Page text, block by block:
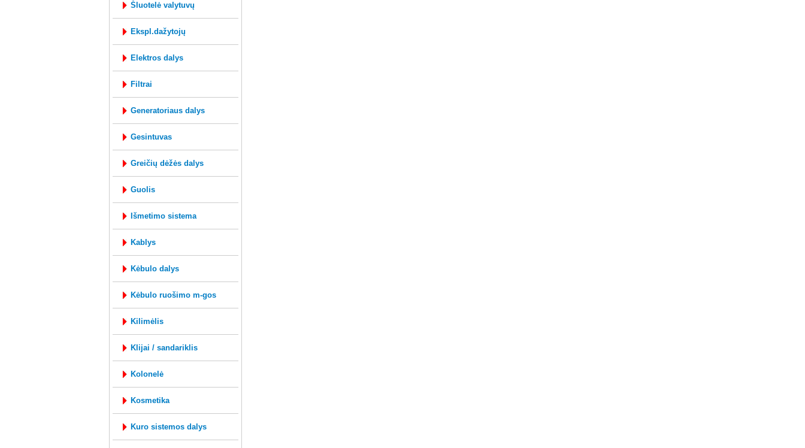
šluotelė valytuvų
ekspl.dažytojų
elektros dalys
filtrai
generatoriaus dalys
gesintuvas
greičių dėžės dalys
guolis
išmetimo sistema
kablys
kėbulo dalys
kėbulo ruošimo m-gos
kilimėlis
klijai / sandariklis
kolonelė
kosmetika
kuro sistemos dalys